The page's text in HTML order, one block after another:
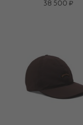
38 500 ₽